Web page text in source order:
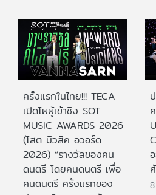
ครั้งแรกในไทย!!! TECA
เปิดโผผู้เข้าชิง SOT
MUSIC AWARDS 2026
(โสต มิวสิค อวอร์ด
2026) “รางวัลของคน
ดนตรี โดยคนดนตรี เพื่อ
คนดนตรี ครั้งแรกของ